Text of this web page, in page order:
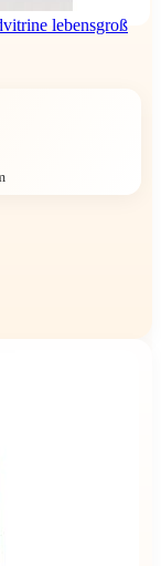
lebensgroß